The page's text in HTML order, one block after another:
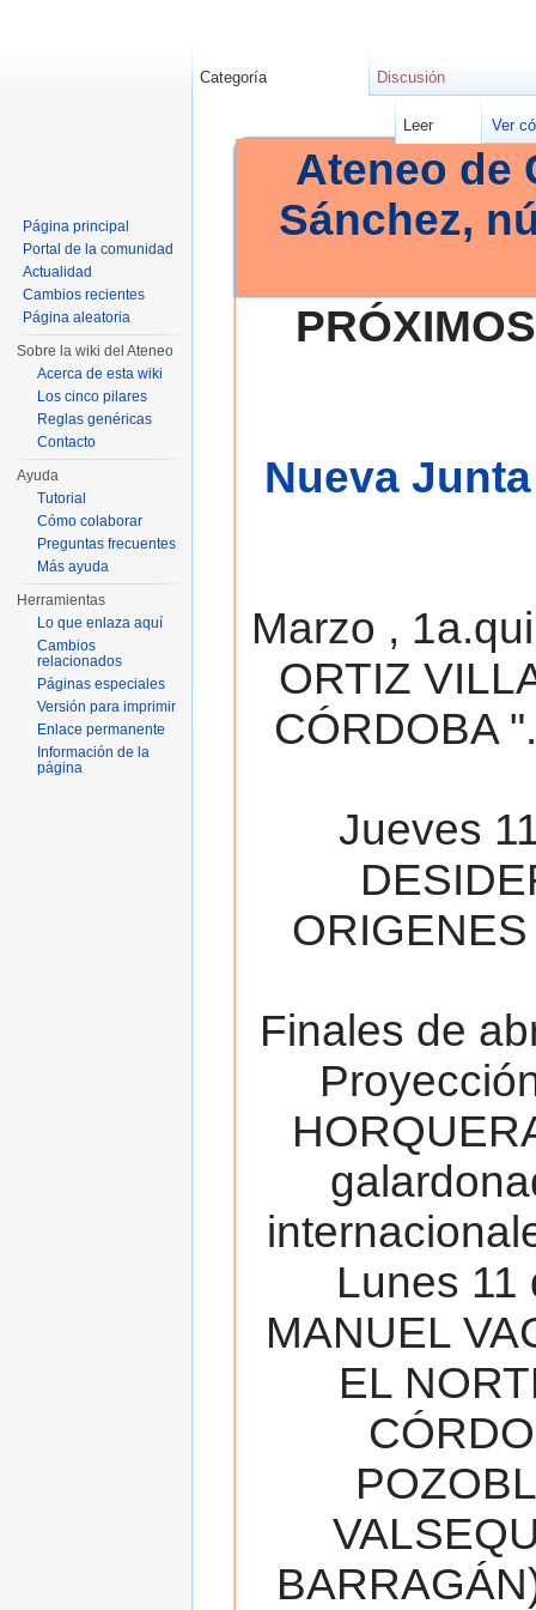
Ateneo de
Sánchez,
Nueva
Marzo ,
ORTIZ
CÓRDOBA
Jueves
Finales de
Lunes 11
MANUEL
EL
Categoría Discusión
Leer Ver
Página principal
Portal de la comunidad
Actualidad
Cambios recientes
Página aleatoria
Sobre la wiki del Ateneo
Acerca de esta wiki
Los cinco pilares
Reglas genéricas
Contacto
Ayuda
Tutorial
Cómo colaborar
Preguntas frecuentes
Más ayuda
Herramientas
Lo que enlaza aquí
Cambios
relacionados
Páginas especiales
Versión para imprimir
Enlace permanente
Información de la
página